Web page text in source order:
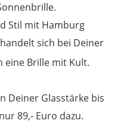
Stil mit Hamburg
sich bei Deiner
eine Brille mit Kult.
Deiner Glasstärke bis
89,- Euro dazu.